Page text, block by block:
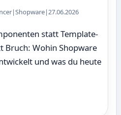
|Shopware|27.06.2026
statt Template-
Bruch: Wohin Shopware
und was du heute